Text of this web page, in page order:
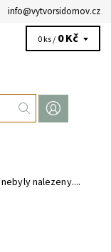
info@vytvorsidomov.cz
0 ks / 0 Kč
nebyly nalezeny....